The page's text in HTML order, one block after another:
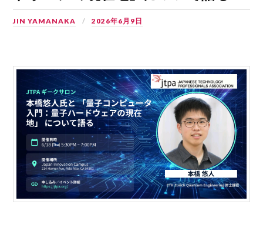
JIN YAMANAKA 2026年6月9日